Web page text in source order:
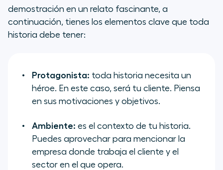
demostración en un relato fascinante, a
continuación, tienes los elementos clave que toda
historia debe tener:
Protagonista: toda historia necesita un
héroe. En este caso, será tu cliente. Piensa
en sus motivaciones y objetivos.
Ambiente: es el contexto de tu historia.
Puedes aprovechar para mencionar la
empresa donde trabaja el cliente y el
sector en el que opera.